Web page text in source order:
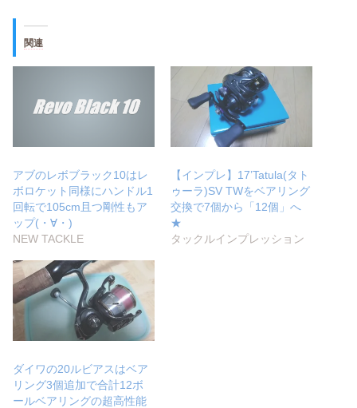
関連
アブのレボブラック10はレ
ボロケット同様にハンドル1
回転で105cm且つ剛性もア
ップ(・∀・)
NEW TACKLE
【インプレ】17’Tatula(タト
ゥーラ)SV TWをベアリング
交換で7個から「12個」へ
★
タックルインプレッション
ダイワの20ルビアスはベア
リング3個追加で合計12ボ
ールベアリングの超高性能